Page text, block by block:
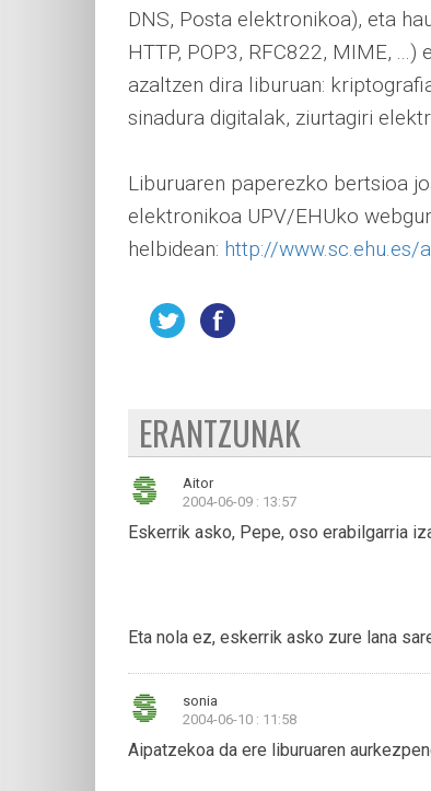
DNS, Posta elektronikoa), eta
HTTP, POP3, RFC822, MIME,
azaltzen dira liburuan:
sinadura digitalak, ziurtagiri
Liburuaren paperezko bertsioa
elektronikoa UPV/EHUko
helbidean: http://www.sc.ehu.es/
ERANTZUNAK
Aitor
2004-06-09 : 13:57
Eskerrik asko, Pepe, oso erabilgarria
Eta nola ez, eskerrik asko zure lana
sonia
2004-06-10 : 11:58
Aipatzekoa da ere liburuaren